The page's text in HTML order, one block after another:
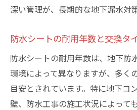
深い管理が、長期的な地下漏水対
防水シートの耐用年数と交換タ
防水シートの耐用年数は、地下防
環境によって異なりますが、多く
目安とされています。特に地下コ
壁、防水工事の施工状況によって